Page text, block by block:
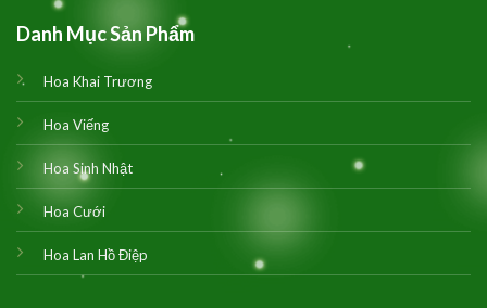
Danh Mục Sản Phẩm
Hoa Khai Trương
Hoa Viếng
Hoa Sinh Nhật
Hoa Cưới
Hoa Lan Hồ Điệp